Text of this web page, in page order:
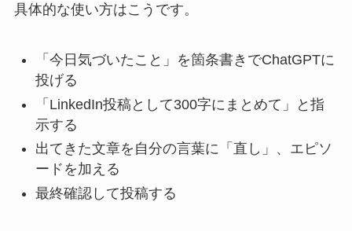
具体的な使い方はこうです。
「今日気づいたこと」を箇条書きでChatGPTに
投げる
「LinkedIn投稿として300字にまとめて」と指
示する
出てきた文章を自分の言葉に「直し」、エピソ
ードを加える
最終確認して投稿する